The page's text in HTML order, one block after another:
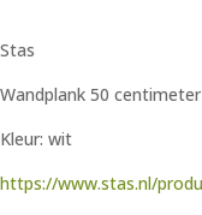
Stas
Wandplank 50 centimeter
Kleur: wit
https://www.stas.nl/